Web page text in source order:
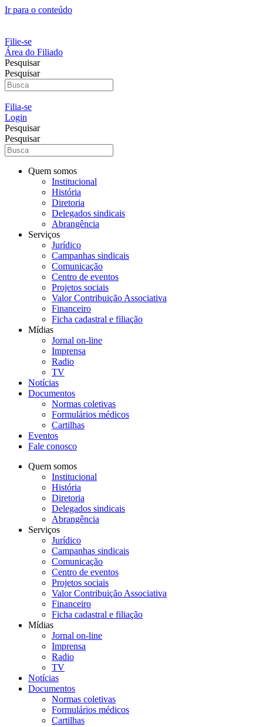
Ir para o conteúdo
Filie-se
Área do Filiado
Pesquisar
Pesquisar
Filia-se
Login
Pesquisar
Pesquisar
Quem somos
Institucional
História
Diretoria
Delegados sindicais
Abrangência
Serviços
Jurídico
Campanhas sindicais
Comunicação
Centro de eventos
Projetos sociais
Valor Contribuição Associativa
Financeiro
Ficha cadastral e filiação
Mídias
Jornal on-line
Imprensa
Radio
TV
Notícias
Documentos
Normas coletivas
Formulários médicos
Cartilhas
Eventos
Fale conosco
Quem somos
Institucional
História
Diretoria
Delegados sindicais
Abrangência
Serviços
Jurídico
Campanhas sindicais
Comunicação
Centro de eventos
Projetos sociais
Valor Contribuição Associativa
Financeiro
Ficha cadastral e filiação
Mídias
Jornal on-line
Imprensa
Radio
TV
Notícias
Documentos
Normas coletivas
Formulários médicos
Cartilhas